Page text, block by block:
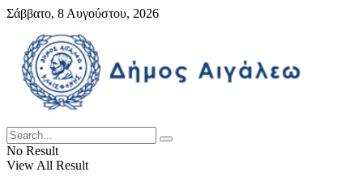
Σάββατο, 8 Αυγούστου, 2026
No Result
View All Result